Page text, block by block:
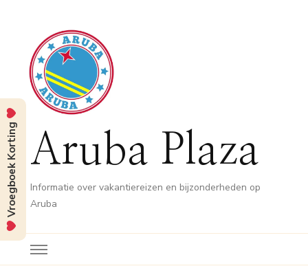
Aruba Plaza
Informatie over vakantiereizen en bijzonderheden op
Aruba
Vroegboek Korting